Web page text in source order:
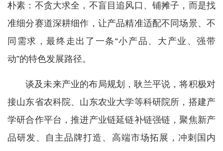
朴素：不贪大求全，不盲目追风口、铺摊子，而是找
准细分赛道深耕细作，让产品精准适配不同场景、不
同需求，最终走出了一条“小产品、大产业、强带
动”的特色发展路径。
谈及未来产业的布局规划，耿兰平说，将积极对
接山东省农科院、山东农业大学等科研院所，搭建产
学研合作平台，推进产业链延链补链强链，聚焦新产
品研发、自主品牌打造、高端市场拓展，冲刺国内